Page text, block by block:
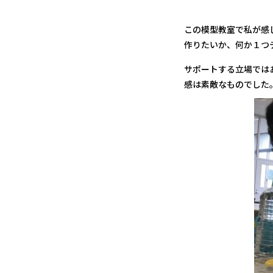
この模型教室で私が
作りたいか、何か１
サポートする立場で
感は素敵なものでした